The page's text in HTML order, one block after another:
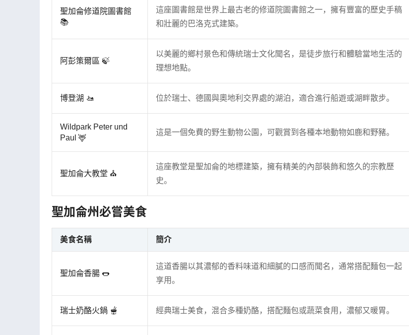
聖加侖修道院圖書館
📚
這座圖書館是世界上最古老的修道院圖書館之一，擁有豐富的歷史手稿
和壯麗的巴洛克式建築。
阿彭策爾區 🍃
以美麗的鄉村景色和傳統瑞士文化聞名，是徒步旅行和體驗當地生活的
理想地點。
博登湖 🚤 位於瑞士、德國與奧地利交界處的湖泊，適合進行船遊或湖畔散步。
Wildpark Peter und
Paul 🦌
這是一個免費的野生動物公園，可觀賞到各種本地動物如鹿和野豬。
聖加侖大教堂 ⛪
這座教堂是聖加侖的地標建築，擁有精美的內部裝飾和悠久的宗教歷
史。
聖加侖州必嘗美食
美食名稱 簡介
聖加侖香腸 🌭
這道香腸以其濃郁的香料味道和細膩的口感而聞名，通常搭配麵包一起
享用。
瑞士奶酪火鍋 🫕 經典瑞士美食，混合多種奶酪，搭配麵包或蔬菜食用，濃郁又暖胃。